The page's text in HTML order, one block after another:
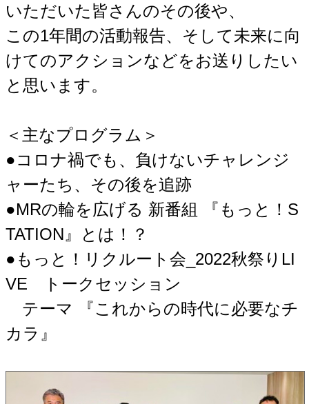
いただいた皆さんのその後や、
この1年間の活動報告、そして未来に向
けてのアクションなどをお送りしたい
と思います。
＜主なプログラム＞
●コロナ禍でも、負けないチャレンジ
ャーたち、その後を追跡
●MRの輪を広げる 新番組 『もっと！S
TATION』とは！？
●もっと！リクルート会_2022秋祭りLI
VE トークセッション
テーマ 『これからの時代に必要なチ
カラ』